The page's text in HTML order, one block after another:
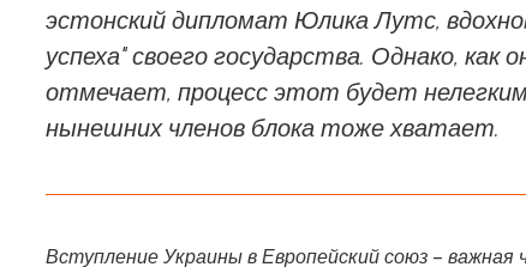
эстонский дипломат Юлика Лутс,
успеха" своего государства. Однако, как
отмечает, процесс этот будет
нынешних членов блока тоже хватает.
Вступление Украины в Европейский союз – важная